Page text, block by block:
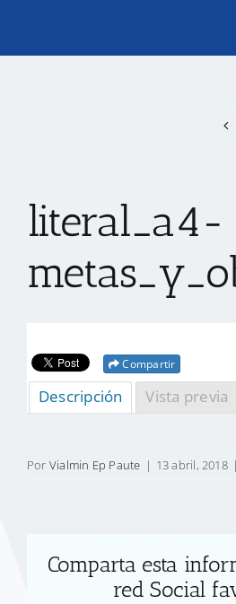
TRANSPARENCIA
CONTACTO
literal_a4-
Compartir
Descripción Vista previa
Por Vialmin Ep Paute | 13 abril, 2018 |
Comparta esta
red Social